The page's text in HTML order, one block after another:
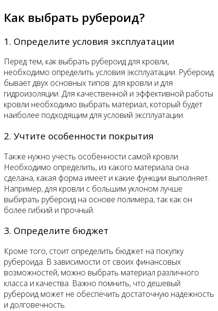
Как выбрать рубероид?
1. Определите условия эксплуатации
Перед тем, как выбрать рубероид для кровли,
необходимо определить условия эксплуатации. Рубероид
бывает двух основных типов: для кровли и для
гидроизоляции. Для качественной и эффективной работы
кровли необходимо выбрать материал, который будет
наиболее подходящим для условий эксплуатации.
2. Учтите особенности покрытия
Также нужно учесть особенности самой кровли.
Необходимо определить, из какого материала она
сделана, какая форма имеет и какие функции выполняет.
Например, для кровли с большим уклоном лучше
выбирать рубероид на основе полимера, так как он
более гибкий и прочный.
3. Определите бюджет
Кроме того, стоит определить бюджет на покупку
рубероида. В зависимости от своих финансовых
возможностей, можно выбрать материал различного
класса и качества. Важно помнить, что дешевый
рубероид может не обеспечить достаточную надежность
и долговечность.